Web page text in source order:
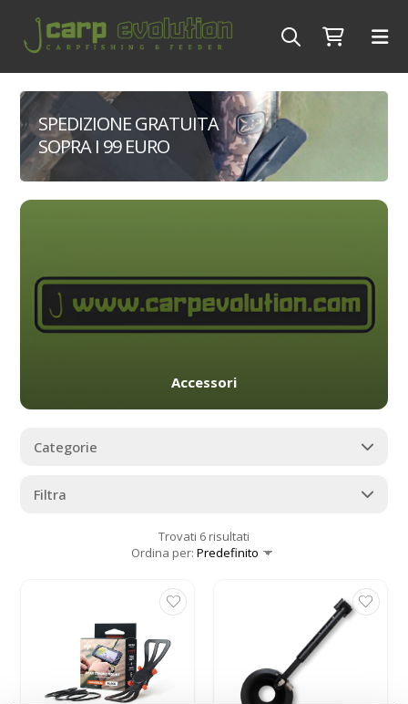
SPEDIZIONE GRATUITA
SOPRA I 99 EURO
Accessori
Categorie
Filtra
Trovati 6 risultati
Ordina per: